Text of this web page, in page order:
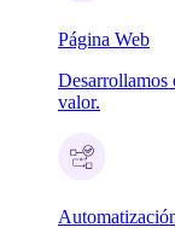
Página Web
Desarrollamos
valor.